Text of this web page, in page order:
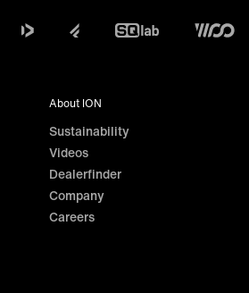
About ION
Sustainability
Videos
Dealerfinder
Company
Careers